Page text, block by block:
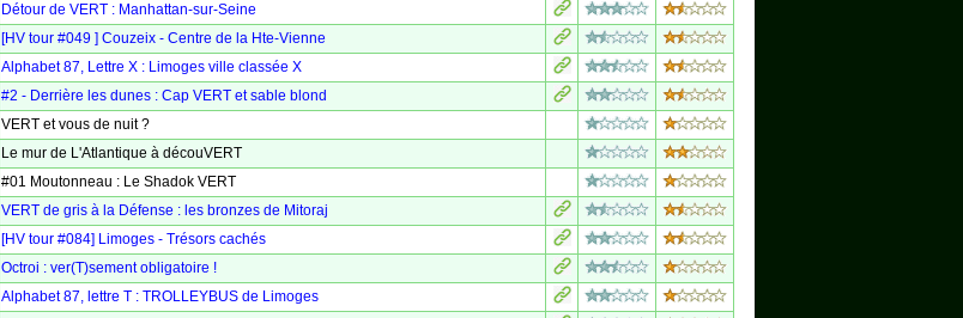
Détour de VERT : Manhattan-sur-Seine
[HV tour #049 ] Couzeix - Centre de la Hte-Vienne
Alphabet 87, Lettre X : Limoges ville classée X
#2 - Derrière les dunes : Cap VERT et sable blond
VERT et vous de nuit ?
Le mur de L'Atlantique à découVERT
#01 Moutonneau : Le Shadok VERT
VERT de gris à la Défense : les bronzes de Mitoraj
[HV tour #084] Limoges - Trésors cachés
Octroi : ver(T)sement obligatoire !
Alphabet 87, lettre T : TROLLEYBUS de Limoges